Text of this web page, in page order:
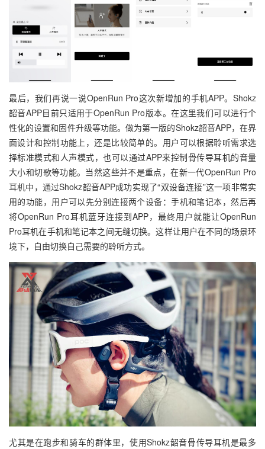
最后，我们再说一说OpenRun Pro这次新增加的手机APP。Shokz
韶音APP目前只适用于OpenRun Pro版本。在这里我们可以进行个
性化的设置和固件升级等功能。做为第一版的Shokz韶音APP，在界
面设计和控制功能上，还是比较简单的。用户可以根据聆听需求选
择标准模式和人声模式，也可以通过APP来控制骨传导耳机的音量
大小和切歌等功能。当然这些并不是重点，在新一代OpenRun Pro
耳机中，通过Shokz韶音APP成功实现了“双设备连接”这一项非常实
用的功能，用户可以先分别连接两个设备：手机和笔记本，然后再
将OpenRun Pro耳机蓝牙连接到APP，最终用户就能让OpenRun
Pro耳机在手机和笔记本之间无缝切换。这样让用户在不同的场景环
境下，自由切换自己需要的聆听方式。
尤其是在跑步和骑车的群体里，使用Shokz韶音骨传导耳机是最多